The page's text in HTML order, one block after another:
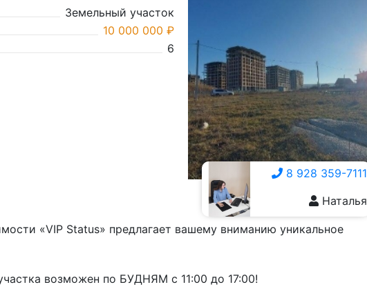
Земельный участок
10 000 000 ₽
6
8 928 359-7111
Наталья
8 928 359-7111
«VIP Status» предлагает вашему вниманию уникальное
возможен по БУДНЯМ с 11:00 до 17:00!